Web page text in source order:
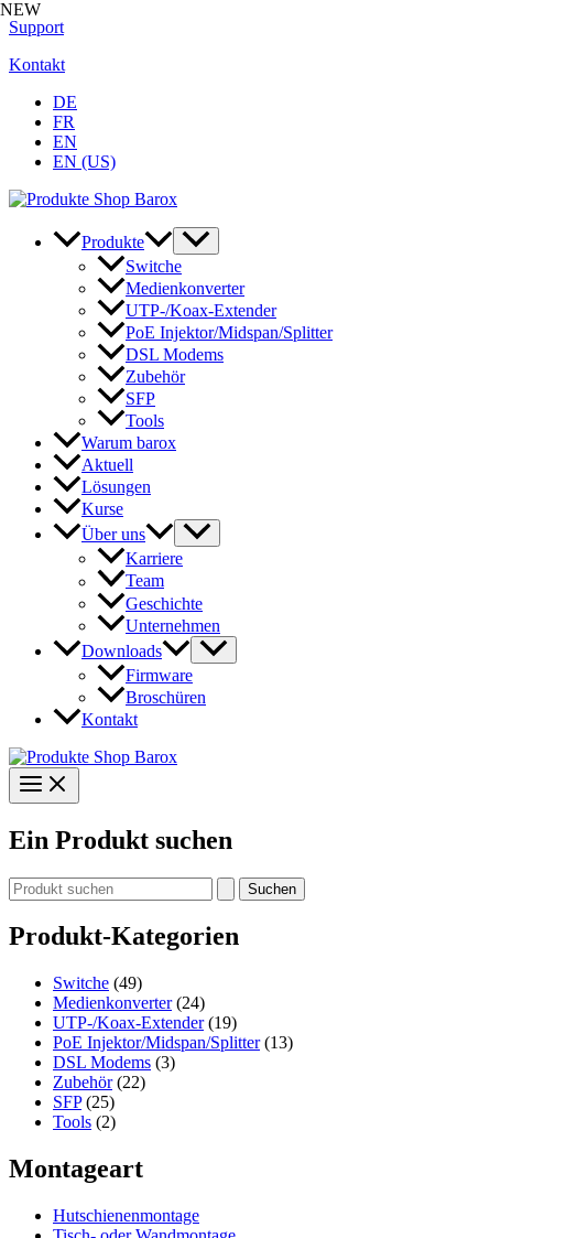
Zum
springen
Support
Kontakt
DE
FR
EN
EN (US)
Produkte
Switche
Medienkonverter
UTP-/Koax-Extender
PoE Injektor/Midspan/Splitter
DSL Modems
Zubehör
SFP
Tools
Warum barox
Aktuell
Lösungen
Kurse
Über uns
Karriere
Team
Geschichte
Unternehmen
Downloads
Firmware
Broschüren
Kontakt
Ein Produkt suchen
Suchen
nach:
Produkt-Kategorien
Switche (49)
Medienkonverter (24)
UTP-/Koax-Extender (19)
PoE Injektor/Midspan/Splitter (13)
DSL Modems (3)
Zubehör (22)
SFP (25)
Tools (2)
Montageart
Hutschienenmontage
NEW